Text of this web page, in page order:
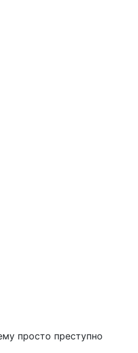
просто преступно